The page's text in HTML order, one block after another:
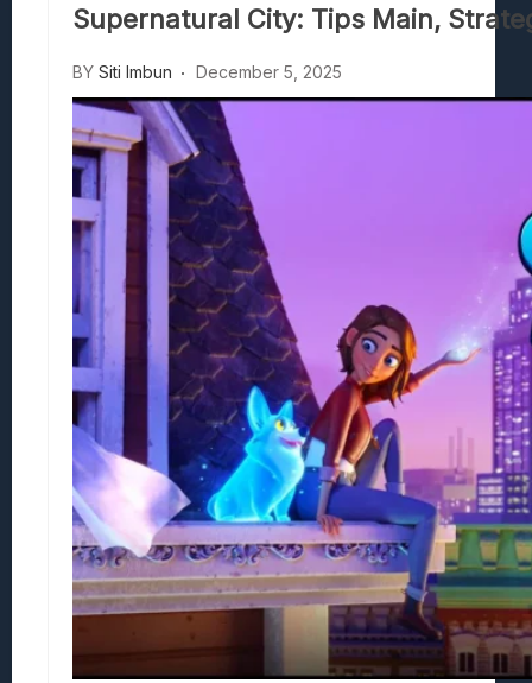
Stranded Alien Dawn: Cara
Desolate: Tips Bertahan Dan Strategi
Supernatural City: Tips Main,
BY Siti Imbun December 5, 2025